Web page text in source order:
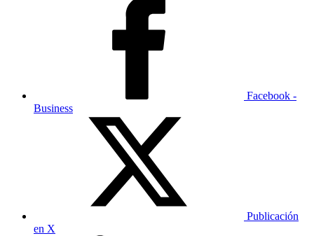
Facebook -
Business
Publicación
en X